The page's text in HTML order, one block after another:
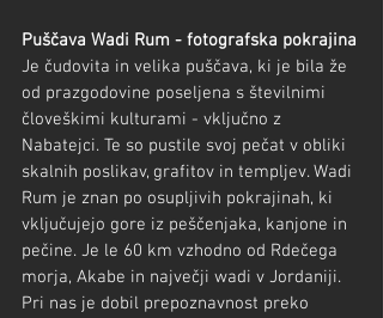
Puščava Wadi Rum - fotografska pokrajina
Je čudovita in velika puščava, ki je bila že
od prazgodovine poseljena s številnimi
človeškimi kulturami - vključno z
Nabatejci. Te so pustile svoj pečat v obliki
skalnih poslikav, grafitov in templjev. Wadi
Rum je znan po osupljivih pokrajinah, ki
vključujejo gore iz peščenjaka, kanjone in
pečine. Je le 60 km vzhodno od Rdečega
morja, Akabe in največji wadi v Jordaniji.
Pri nas je dobil prepoznavnost preko